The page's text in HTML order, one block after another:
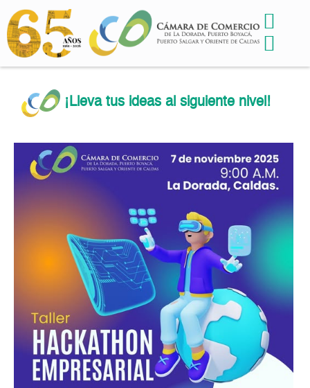
¡Lleva tus ideas al siguiente nivel!